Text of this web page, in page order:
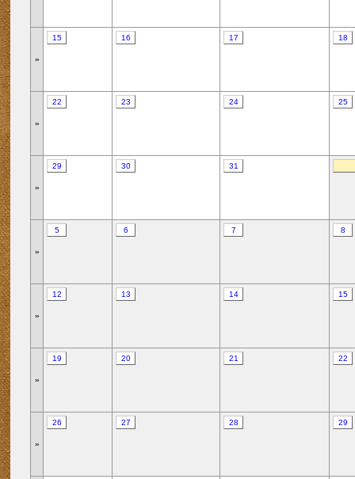
»
15 16 17 18
»
22 23 24 25
»
29 30 31
»
5 6 7 8
»
12 13 14 15
»
19 20 21 22
»
26 27 28 29